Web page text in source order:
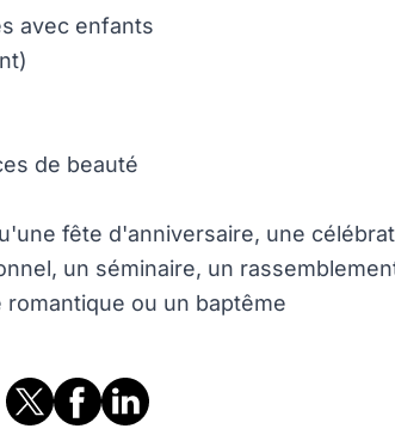
avec enfants
de beauté
fête d'anniversaire, une
un séminaire, un
ou un baptême